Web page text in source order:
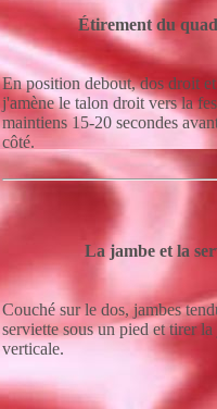
Étirement du
En position debout, dos droit
j'amène le talon droit vers la
maintiens 15-20 secondes
côté.
La jambe et la
Couché sur le dos, jambes
serviette sous un pied et tirer
verticale.